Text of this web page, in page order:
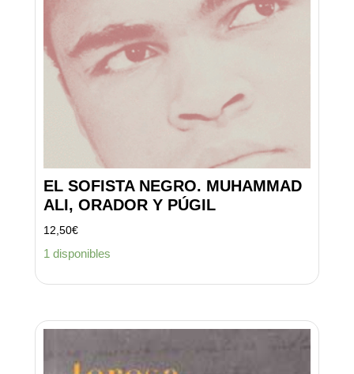
EL SOFISTA NEGRO. MUHAMMAD
ALI, ORADOR Y PÚGIL
12,50€
1 disponibles